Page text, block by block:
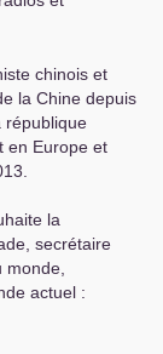
chinois et
la Chine depuis
république
en Europe et
la
secrétaire
actuel :